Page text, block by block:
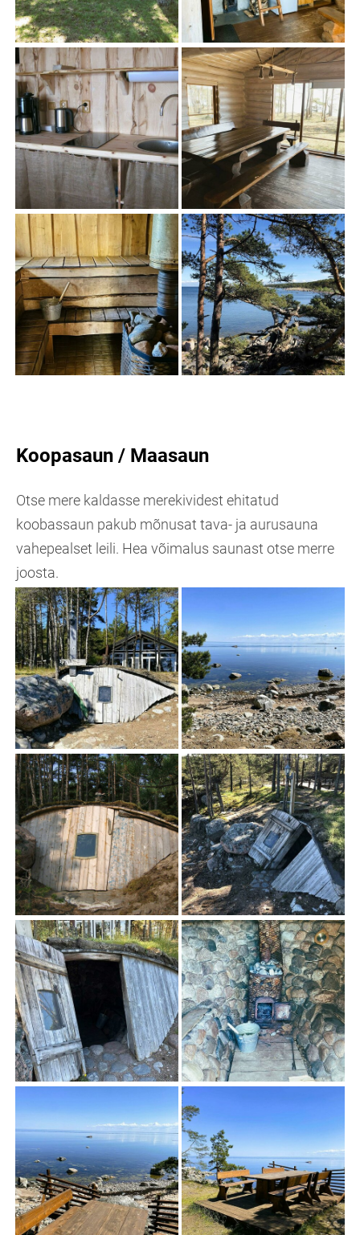
Koopasaun / Maasaun
Otse mere kaldasse merekividest ehitatud
koobassaun pakub mõnusat tava- ja aurusauna
vahepealset leili. Hea võimalus saunast otse merre
joosta.